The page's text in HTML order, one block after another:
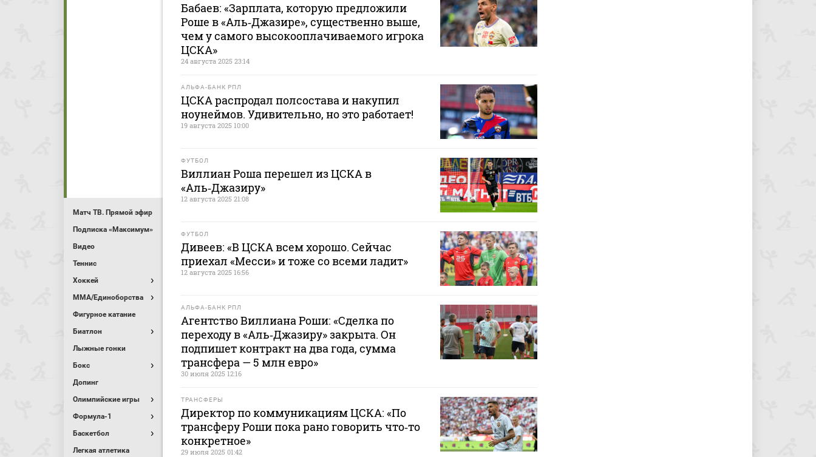
Матч ТВ. Прямой эфир
Подписка «Максимум»
Видео
Теннис
Хоккей
MMA/Единоборства
Фигурное катание
Биатлон
Лыжные гонки
Бокс
Допинг
Олимпийские игры
Формула-1
Баскетбол
Легкая атлетика
Бабаев: «Зарплата, которую предложили
Роше в «Аль‑Джазире», существенно выше,
чем у самого высокооплачиваемого игрока
ЦСКА»
24 августа 2025 23:14
АЛЬФА-БАНК РПЛ
ЦСКА распродал полсостава и накупил
ноунеймов. Удивительно, но это работает!
19 августа 2025 10:00
ФУТБОЛ
Виллиан Роша перешел из ЦСКА в
«Аль‑Джазиру»
12 августа 2025 21:08
ФУТБОЛ
Дивеев: «В ЦСКА всем хорошо. Сейчас
приехал «Месси» и тоже со всеми ладит»
12 августа 2025 16:56
АЛЬФА-БАНК РПЛ
Агентство Виллиана Роши: «Сделка по
переходу в «Аль‑Джазиру» закрыта. Он
подпишет контракт на два года, сумма
трансфера — 5 млн евро»
30 июля 2025 12:16
ТРАНСФЕРЫ
Директор по коммуникациям ЦСКА: «По
трансферу Роши пока рано говорить что‑то
конкретное»
29 июля 2025 01:42